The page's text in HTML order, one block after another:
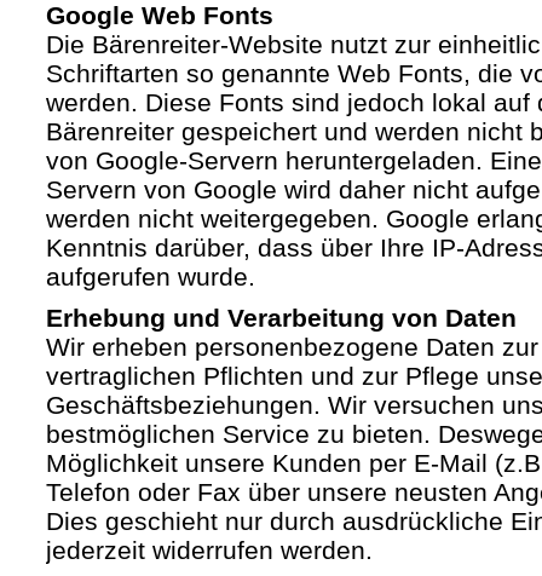
Google Web Fonts
Die Bärenreiter-Website nutzt zur
Schriftarten so genannte Web Fonts, die
werden. Diese Fonts sind jedoch lokal auf
Bärenreiter gespeichert und werden nicht
von Google-Servern heruntergeladen.
Servern von Google wird daher nicht
werden nicht weitergegeben. Google
Kenntnis darüber, dass über Ihre IP-
aufgerufen wurde.
Erhebung und Verarbeitung von Daten
Wir erheben personenbezogene Daten
vertraglichen Pflichten und zur Pflege
Geschäftsbeziehungen. Wir versuchen
bestmöglichen Service zu bieten.
Möglichkeit unsere Kunden per E-Mail
Telefon oder Fax über unsere neusten
Dies geschieht nur durch ausdrückliche
jederzeit widerrufen werden.